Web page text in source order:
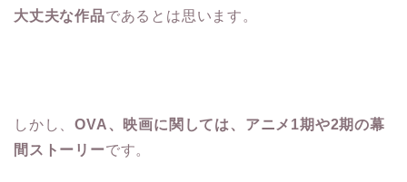
大丈夫な作品であるとは思います。
しかし、OVA、映画に関しては、アニメ1期や2期の幕
間ストーリーです。